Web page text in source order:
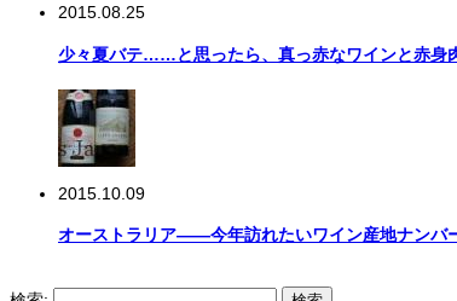
2015.08.25
少々夏バテ……と思ったら、真っ赤なワインと赤
2015.10.09
オーストラリア――今年訪れたいワイン産地ナンバ